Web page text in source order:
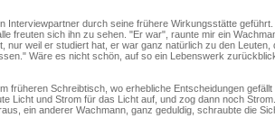
Interviewpartner durch seine frühere Wirkungsstätte geführt.
freuten sich ihn zu sehen. "Er war", raunte mir ein
nur weil er studiert hat, er war ganz natürlich zu den Leuten,
Wäre es nicht schön, auf so ein Lebenswerk
früheren Schreibtisch, wo erhebliche Entscheidungen gefällt
Licht und Strom für das Licht auf, und zog dann noch
ein anderer Wachmann, ganz geduldig, schraubte die